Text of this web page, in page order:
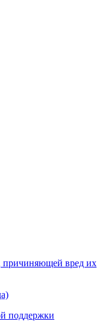
причиняющей вред их
поддержки